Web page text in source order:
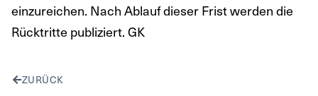
einzureichen. Nach Ablauf dieser Frist werden die
Rücktritte publiziert. GK
ZURÜCK